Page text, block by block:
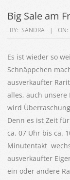
Big Sale am
2020-
23
BY: SANDRA ON:
Es ist wieder so
Schnäppchen
ausverkaufter
alles, auch
wird
Denn es ist Zeit
ca. 07 Uhr bis ca.
Minutentakt
ausverkaufter
ein oder andere